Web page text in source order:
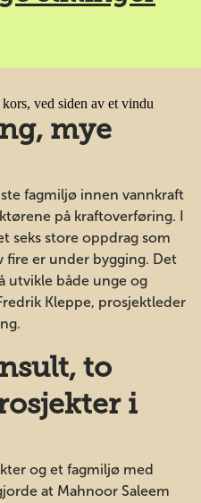
mye
fagmiljø innen vannkraft
på kraftoverføring. I
seks store oppdrag som
fire er under bygging. Det
utvikle både unge og
Kleppe, prosjektleder
to
i
og et fagmiljø med
at Mahnoor Saleem